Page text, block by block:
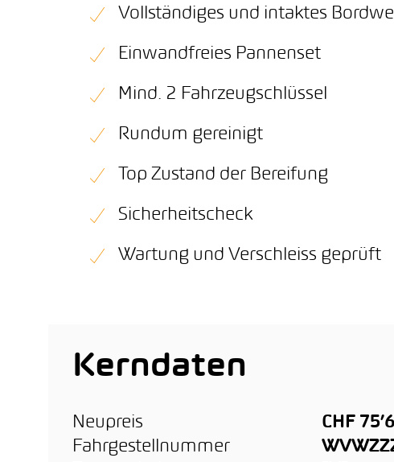
Vollständiges und intaktes
Einwandfreies Pannenset
Mind. 2 Fahrzeugschlüssel
Rundum gereinigt
Top Zustand der Bereifung
Sicherheitscheck
Wartung und Verschleiss geprüft
Kerndaten
Neupreis
CHF
Fahrgestellnummer